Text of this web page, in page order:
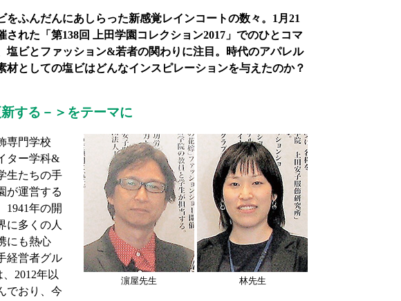
ふんだんにあしらった新感覚レインコートの数々。1月21
れた「第138回 上田学園コレクション2017」でのひとコマ
塩ビとファッション&若者の関わりに注目。時代のアパレル
としての塩ビはどんなインスピレーションを与えたのか？
する－＞をテーマに
濵屋先生 林先生
専門学校
ター学科&
生たちの手
が運営する
1941年の開
に多くの人
にも熱心
経営者グル
2012年以
でおり、今